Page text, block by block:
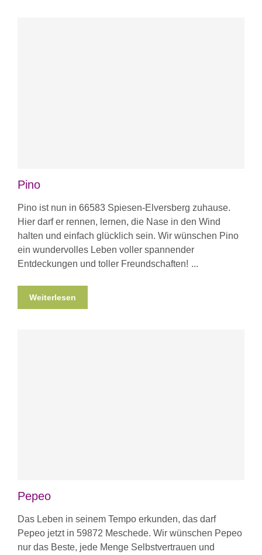
Pino
Pino ist nun in 66583 Spiesen-Elversberg zuhause.
Hier darf er rennen, lernen, die Nase in den Wind
halten und einfach glücklich sein. Wir wünschen Pino
ein wundervolles Leben voller spannender
Entdeckungen und toller Freundschaften!
Weiterlesen
Pepeo
Das Leben in seinem Tempo erkunden, das darf
Pepeo jetzt in 59872 Meschede. Wir wünschen Pepeo
nur das Beste, jede Menge Selbstvertrauen und